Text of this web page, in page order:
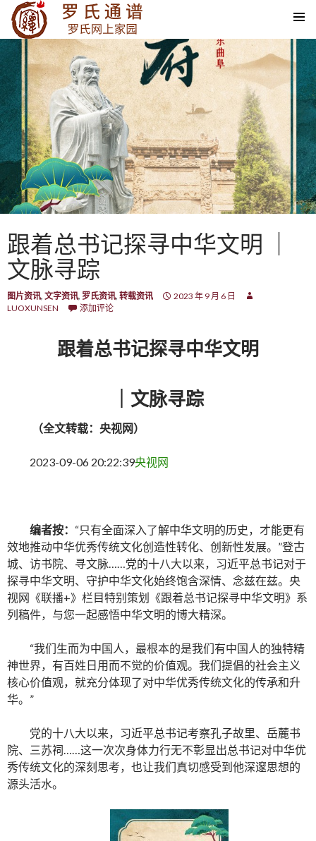
SKIP TO CONTENT
跟着总书记探寻中华文明 ｜
文脉寻踪
图片资讯, 文字资讯, 罗氏资讯, 转载资讯
2023 年 9 月 6 日
LUOXUNSEN
添加评论
跟着总书记探寻中华文明
｜文脉寻踪
（全文转载：央视网）
2023-09-06 20:22:39央视网
编者按： “只有全面深入了解中华文明的历史，才能更有
效地推动中华优秀传统文化创造性转化、创新性发展。”登古
城、访书院、寻文脉……党的十八大以来，习近平总书记对于
探寻中华文明、守护中华文化始终饱含深情、念兹在兹。央
视网《联播+》栏目特别策划《跟着总书记探寻中华文明》系
列稿件，与您一起感悟中华文明的博大精深。
“我们生而为中国人，最根本的是我们有中国人的独特精
神世界，有百姓日用而不觉的价值观。我们提倡的社会主义
核心价值观，就充分体现了对中华优秀传统文化的传承和升
华。”
党的十八大以来，习近平总书记考察孔子故里、岳麓书
院、三苏祠……这一次次身体力行无不彰显出总书记对中华优
秀传统文化的深刻思考，也让我们真切感受到他深邃思想的
源头活水。